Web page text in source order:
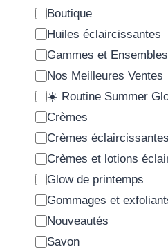
Boutique
Huiles éclaircissantes
Gammes et Ensembles
Nos Meilleures Ventes
☀️ Routine Summer
Crèmes
Crèmes éclaircissantes
Crèmes et lotions
Glow de printemps
Gommages et
Nouveautés
Savon